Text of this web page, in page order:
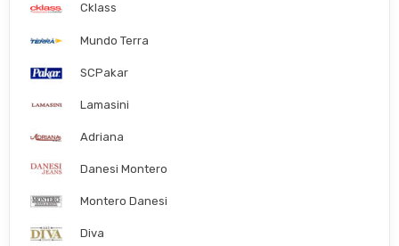
Cklass
Mundo Terra
SCPakar
Lamasini
Adriana
Danesi Montero
Montero Danesi
Diva